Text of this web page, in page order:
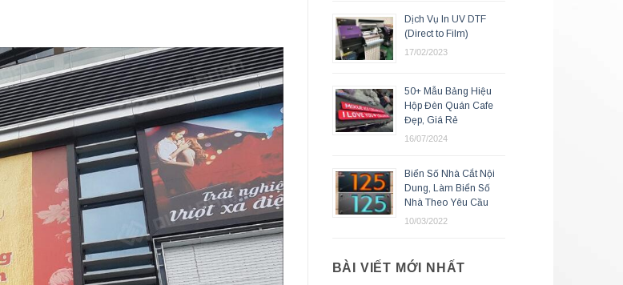
Dịch Vụ In UV DTF
(Direct to Film)
17/02/2023
50+ Mẫu Bảng Hiệu
Hộp Đèn Quán Cafe
Đẹp, Giá Rẻ
16/07/2024
Biển Số Nhà Cắt Nội
Dung, Làm Biển Số
Nhà Theo Yêu Cầu
10/03/2022
BÀI VIẾT MỚI NHẤT